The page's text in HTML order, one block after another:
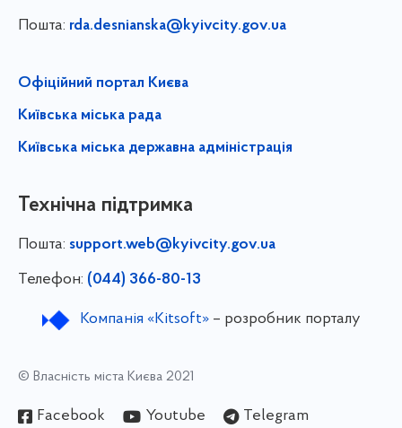
Пошта: rda.desnianska@kyivcity.gov.ua
Офіційний портал Києва
Київська міська рада
Київська міська державна адміністрація
Технічна підтримка
Пошта: support.web@kyivcity.gov.ua
Телефон: (044) 366-80-13
Компанія «Kitsoft»– розробник порталу
© Власність міста Києва 2021
Facebook Youtube Telegram